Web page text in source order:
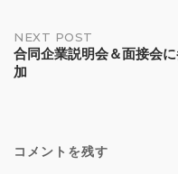
NEXT POST
合同企業説明会＆面接会
加
コメントを残す